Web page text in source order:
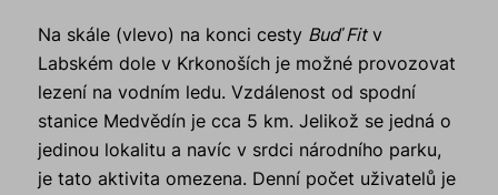
Na skále (vlevo) na konci cesty Buď Fitv
Labském dole v Krkonoších je možné provozovat
lezení na vodním ledu. Vzdálenost od spodní
stanice Medvědín je cca 5 km. Jelikož se jedná o
jedinou lokalitu a navíc v srdci národního parku,
je tato aktivita omezena. Denní počet uživatelů je